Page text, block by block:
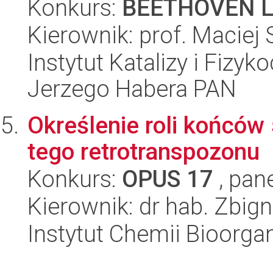
Konkurs: BEETHOVEN
Kierownik: prof. Maciej
Instytut Katalizy i
Jerzego Habera PAN
Określenie roli
tego retrotranspozonu
Konkurs: OPUS 17 ,
Kierownik: dr hab.
Instytut Chemii